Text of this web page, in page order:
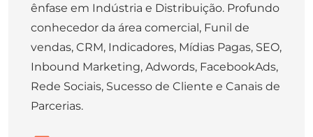
ênfase em Indústria e Distribuição. Profundo
conhecedor da área comercial, Funil de
vendas, CRM, Indicadores, Mídias Pagas, SEO,
Inbound Marketing, Adwords, FacebookAds,
Rede Sociais, Sucesso de Cliente e Canais de
Parcerias.